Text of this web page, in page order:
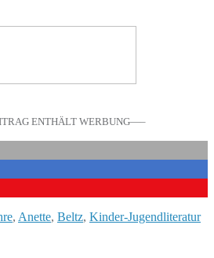
ENTHÄLT WERBUNG—–
, Anette, Beltz, Kinder-Jugendliteratur